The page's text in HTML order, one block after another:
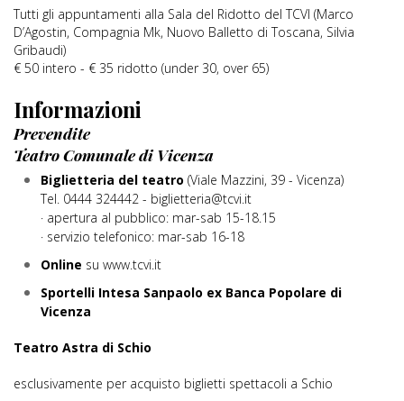
Tutti gli appuntamenti alla Sala del Ridotto del TCVI (Marco
D’Agostin, Compagnia Mk, Nuovo Balletto di Toscana, Silvia
Gribaudi)
€ 50 intero - € 35 ridotto (under 30, over 65)
Informazioni
Prevendite
Teatro Comunale di Vicenza
Biglietteria del teatro (Viale Mazzini, 39 - Vicenza)
Tel. 0444 324442 - biglietteria@tcvi.it
· apertura al pubblico: mar-sab 15-18.15
· servizio telefonico: mar-sab 16-18
Online su www.tcvi.it
Sportelli Intesa Sanpaolo ex Banca Popolare di
Vicenza
Teatro Astra di Schio
esclusivamente per acquisto biglietti spettacoli a Schio